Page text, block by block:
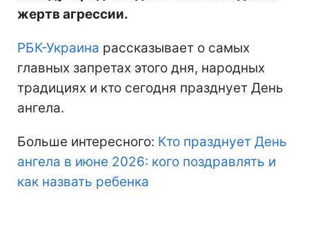
жертв агрессии.
РБК-Украина рассказывает о самых
главных запретах этого дня, народных
традициях и кто сегодня празднует День
ангела.
Больше интересного: Кто празднует День
ангела в июне 2026: кого поздравлять и
как назвать ребенка